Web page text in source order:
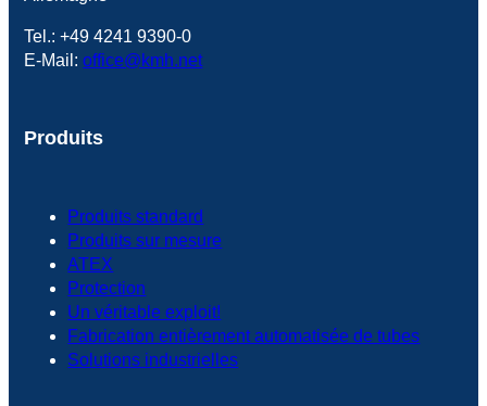
Tel.: +49 4241 9390-0
E-Mail:office@kmh.net
Produits
Produits standard
Produits sur mesure
ATEX
Protection
Un véritable exploit!
Fabrication entièrement automatisée de tubes
Solutions industrielles